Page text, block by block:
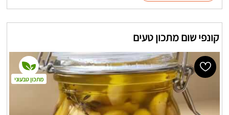
קונפי שום מתכון טעים
מתכון טבעוני